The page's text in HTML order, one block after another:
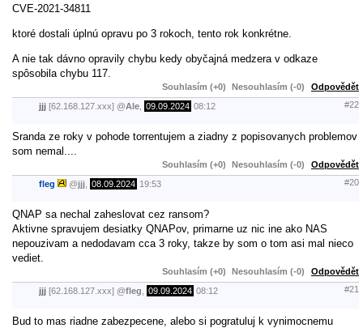
CVE-2021-34811
ktoré dostali úplnú opravu po 3 rokoch, tento rok konkrétne.
A nie tak dávno opravily chybu kedy obyčajná medzera v odkaze
spôsobila chybu 117.
Souhlasím (+0) Nesouhlasím (-0) Odpovědět
jjj [62.168.127.xxx] @Ale 09.09.2024 08:12 #22
Sranda ze roky v pohode torrentujem a ziadny z popisovanych problemov
som nemal....
Souhlasím (+0) Nesouhlasím (-0) Odpovědět
fleg @jjj 08.09.2024 19:53 #20
QNAP sa nechal zaheslovat cez ransom?
Aktivne spravujem desiatky QNAPov, primarne uz nic ine ako NAS
nepouzivam a nedodavam cca 3 roky, takze by som o tom asi mal nieco
vediet.
Souhlasím (+0) Nesouhlasím (-0) Odpovědět
jjj [62.168.127.xxx] @fleg 09.09.2024 08:12 #21
Bud to mas riadne zabezpecene, alebo si pogratuluj k vynimocnemu